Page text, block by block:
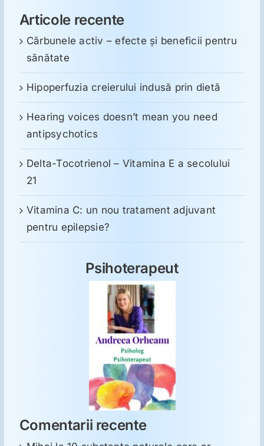
Articole recente
Cărbunele activ – efecte și beneficii pentru
sănătate
Hipoperfuzia creierului indusă prin dietă
Hearing voices doesn’t mean you need
antipsychotics
Delta-Tocotrienol – Vitamina E a secolului
21
Vitamina C: un nou tratament adjuvant
pentru epilepsie?
Psihoterapeut
Comentarii recente